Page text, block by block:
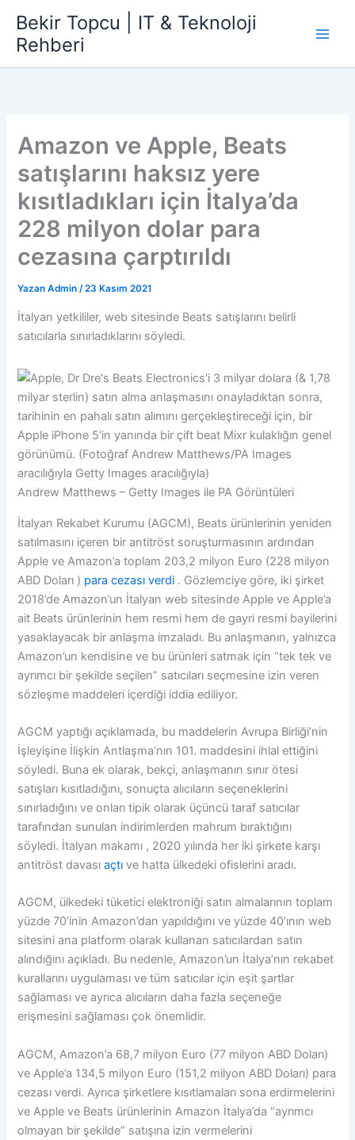
atlaBekir Topcu | IT & Teknoloji
Rehberi
Amazon ve Apple, Beats
satışlarını haksız yere
kısıtladıkları için İtalya’da
228 milyon dolar para
cezasına çarptırıldı
Yazan Admin/23 Kasım 2021
İtalyan yetkililer, web sitesinde Beats satışlarını belirli
satıcılarla sınırladıklarını söyledi.
Andrew Matthews – Getty Images ile PA Görüntüleri
İtalyan Rekabet Kurumu (AGCM), Beats ürünlerinin yeniden
satılmasını içeren bir antitröst soruşturmasının ardından
Apple ve Amazon’a toplam 203,2 milyon Euro (228 milyon
ABD Doları ) para cezası verdi . Gözlemciye göre, iki şirket
2018’de Amazon’un İtalyan web sitesinde Apple ve Apple’a
ait Beats ürünlerinin hem resmi hem de gayri resmi bayilerini
yasaklayacak bir anlaşma imzaladı. Bu anlaşmanın, yalnızca
Amazon’un kendisine ve bu ürünleri satmak için “tek tek ve
ayrımcı bir şekilde seçilen” satıcıları seçmesine izin veren
sözleşme maddeleri içerdiği iddia ediliyor.
AGCM yaptığı açıklamada, bu maddelerin Avrupa Birliği’nin
İşleyişine İlişkin Antlaşma’nın 101. maddesini ihlal ettiğini
söyledi. Buna ek olarak, bekçi, anlaşmanın sınır ötesi
satışları kısıtladığını, sonuçta alıcıların seçeneklerini
sınırladığını ve onları tipik olarak üçüncü taraf satıcılar
tarafından sunulan indirimlerden mahrum bıraktığını
söyledi. İtalyan makamı , 2020 yılında her iki şirkete karşı
antitröst davasıaçtı ve hatta ülkedeki ofislerini aradı.
AGCM, ülkedeki tüketici elektroniği satın almalarının toplam
yüzde 70’inin Amazon’dan yapıldığını ve yüzde 40’ının web
sitesini ana platform olarak kullanan satıcılardan satın
alındığını açıkladı. Bu nedenle, Amazon’un İtalya’nın rekabet
kurallarını uygulaması ve tüm satıcılar için eşit şartlar
sağlaması ve ayrıca alıcıların daha fazla seçeneğe
erişmesini sağlaması çok önemlidir.
AGCM, Amazon’a 68,7 milyon Euro (77 milyon ABD Doları)
ve Apple’a 134,5 milyon Euro (151,2 milyon ABD Doları) para
cezası verdi. Ayrıca şirketlere kısıtlamaları sona erdirmelerini
ve Apple ve Beats ürünlerinin Amazon İtalya’da “ayrımcı
olmayan bir şekilde” satışına izin vermelerini